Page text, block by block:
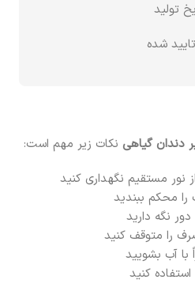
دندان گیاهی نکات زیر مهم است:
مستقیم نگهداری کنید
محکم ببندید
را متوقف کنید
آب بشویید
کنید